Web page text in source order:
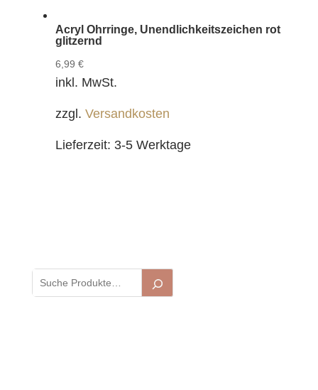
Acryl Ohrringe, Unendlichkeitszeichen rot
glitzernd
6,99 €
inkl. MwSt.
zzgl. Versandkosten
Lieferzeit: 3-5 Werktage